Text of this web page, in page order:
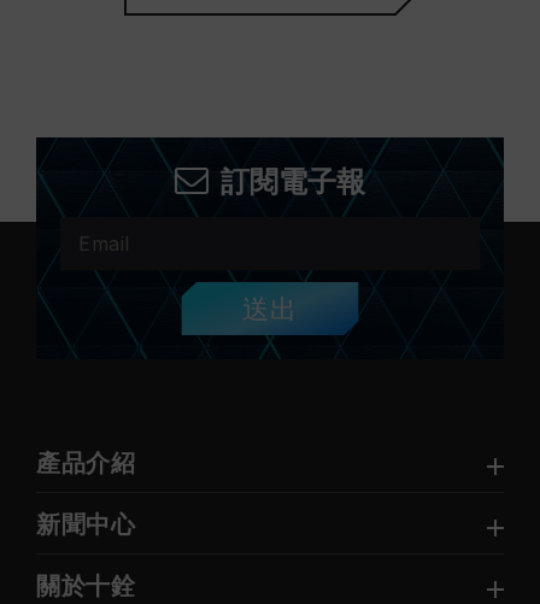
訂閱電子報
送出
產品介紹
新聞中心
關於十銓